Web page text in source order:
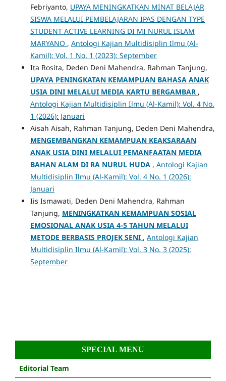
Febriyanto, UPAYA MENINGKATKAN MINAT BELAJAR
SISWA MELALUI PEMBELAJARAN IPAS DENGAN TYPE
STUDENT ACTIVE LEARNING DI MI NURUL ISLAM
MARYANO , Antologi Kajian Multidisiplin Ilmu (Al-
Kamil): Vol. 1 No. 1 (2023): September
Ita Rosita, Deden Deni Mahendra, Rahman Tanjung,
UPAYA PENINGKATAN KEMAMPUAN BAHASA ANAK
USIA DINI MELALUI MEDIA KARTU BERGAMBAR ,
Antologi Kajian Multidisiplin Ilmu (Al-Kamil): Vol. 4 No.
1 (2026): Januari
Aisah Aisah, Rahman Tanjung, Deden Deni Mahendra,
MENGEMBANGKAN KEMAMPUAN KEAKSARAAN
ANAK USIA DINI MELALUI PEMANFAATAN MEDIA
BAHAN ALAM DI RA NURUL HUDA , Antologi Kajian
Multidisiplin Ilmu (Al-Kamil): Vol. 4 No. 1 (2026):
Januari
Iis Ismawati, Deden Deni Mahendra, Rahman
Tanjung, MENINGKATKAN KEMAMPUAN SOSIAL
EMOSIONAL ANAK USIA 4-5 TAHUN MELALUI
METODE BERBASIS PROJEK SENI , Antologi Kajian
Multidisiplin Ilmu (Al-Kamil): Vol. 3 No. 3 (2025):
September
SPECIAL MENU
Editorial Team